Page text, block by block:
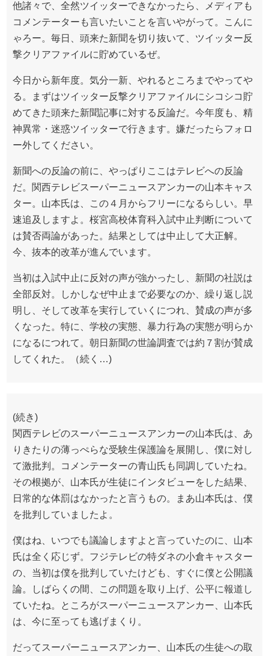
他諸々で、全然ツイッターできなかったら、メディアも
コメンテーターも言いたいことを言いやがって。こんに
ゃろー。毎日、頭来た新聞を切り抜いて、ツイッター反
撃クリアファイルに貯めているぜ。
今日から新年度。気分一新、やれるところまでやってや
る。まずはツイッター反撃クリアファイルにシコシコ貯
めてきた頭来た新聞記事に対する反論だ。今年度も、精
神異常・迷惑ツイッターで行きます。嫌だったらフォロ
ー外してください。
新聞への反論の前に、やっぱりここはテレビへの反論
だ。関西テレビスーパーニュースアンカーの山本キャス
ター。山本氏は、この４月からフリーになるらしい。早
速追及しますよ。桜宮高校体育科入試中止判断について
は賛否両論があった。結果としては中止して大正解。
今、抜本的改革が進んでいます。
当初は入試中止に反対の声が強かったし、新聞の社説は
全部反対。しかしなぜ中止まで必要なのか、繰り返し説
明し、そして改革を実行していくにつれ、賛成の声が多
くなった。特に、学校の実態、暴力行為の実態が明らか
になるにつれて。朝日新聞の世論調査では約７割が賛成
してくれた。（続く…)
(続き)
関西テレビのスーパーニュースアンカーの山本氏は、あ
りきたりの薄っぺらな受験生保護論を展開し、僕に対し
て激批判。コメンテーターの青山氏も同調していたね。
その根拠が、山本氏が生徒にインタビューをした結果、
日常的な体罰はなかったと言うもの。まあ山本氏は、僕
を批判していましたよ。
僕はね、いつでも議論しますよと言っていたのに、山本
氏は全く応じず。フジテレビの特ダネの小倉キャスター
の、当初は僕を批判していたけども、すぐに僕と公開議
論。しばらくの間、この問題を取り上げ、公平に報道し
ていたね。ところがスーパーニュースアンカー、山本氏
は、今に至っても逃げまくり。
だってスーパーニュースアンカー、山本氏の生徒への取